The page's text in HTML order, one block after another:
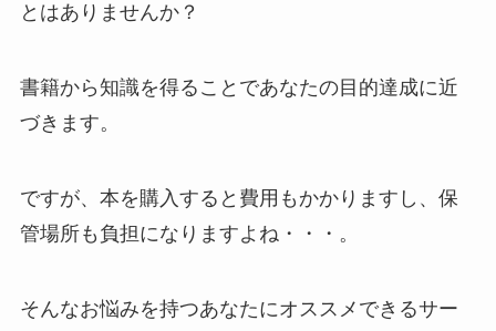
とはありませんか？
書籍から知識を得ることであなたの目的達成に近
づきます。
ですが、本を購入すると費用もかかりますし、保
管場所も負担になりますよね・・・。
そんなお悩みを持つあなたにオススメできるサー